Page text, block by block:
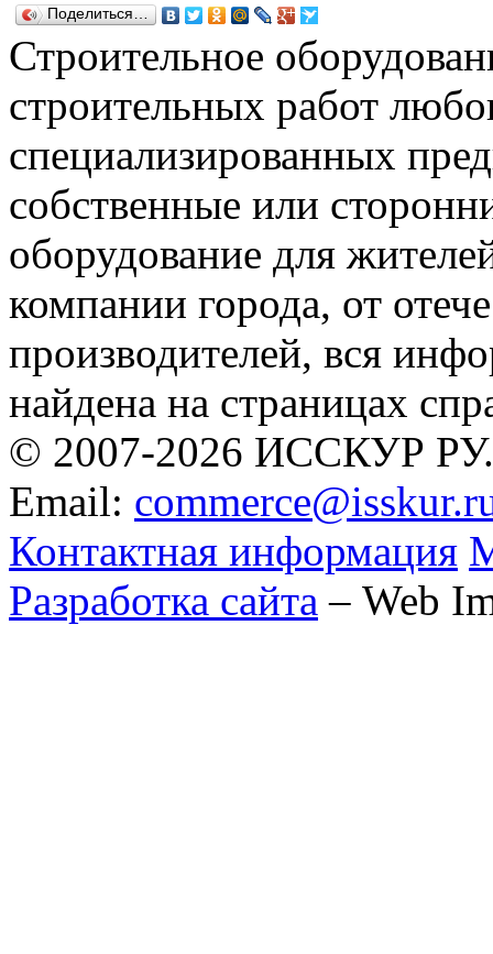
Поделиться…
Строительное
строительных работ
специализированных
собственные или
оборудование для
компании города, от
производителей, вся
найдена на страницах
© 2007-2026 ИССКУР РУ.
Email:
Контактная информация
Разработка сайта – Web